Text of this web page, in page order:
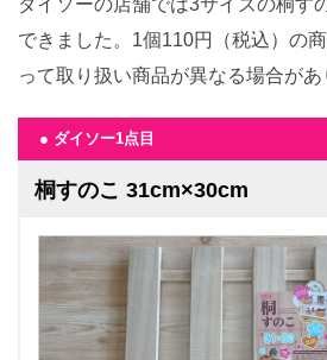
できました。1個110円（税込）の
って取り扱い商品が異なる場合があ
● ダイソー1点目
桐すのこ 31cm×30cm